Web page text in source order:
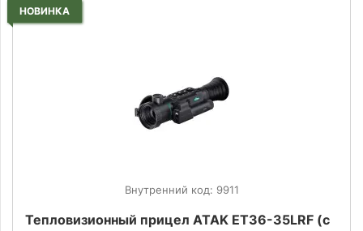
НОВИНКА
Внутренний код: 9911
Тепловизионный прицел ATAK ET36-35LRF (с